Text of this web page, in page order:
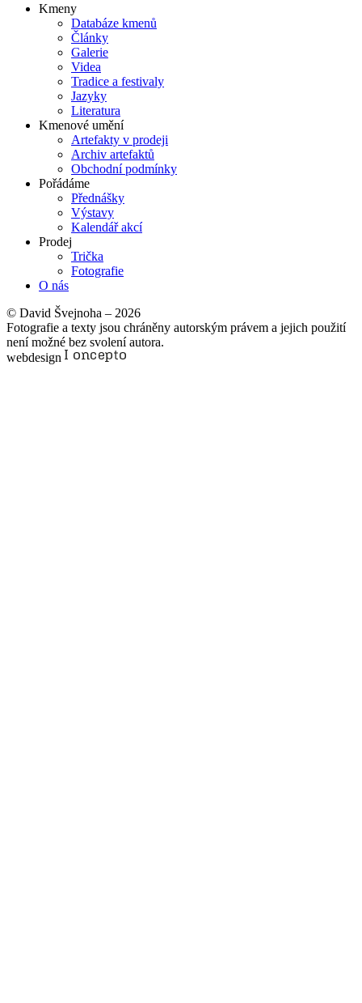
Kmeny
Databáze kmenů
Články
Galerie
Videa
Tradice a festivaly
Jazyky
Literatura
Kmenové umění
Artefakty v prodeji
Archiv artefaktů
Obchodní podmínky
Pořádáme
Přednášky
Výstavy
Kalendář akcí
Prodej
Trička
Fotografie
O nás
© David Švejnoha – 2026
Fotografie a texty jsou chráněny autorským právem a jejich použití
není možné bez svolení autora.
webdesign